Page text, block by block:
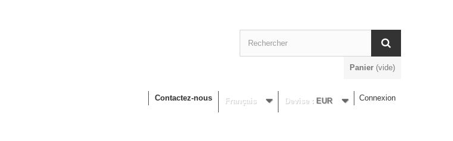
Panier (vide)
Connexion
Devise : EUR
Français
Contactez-nous